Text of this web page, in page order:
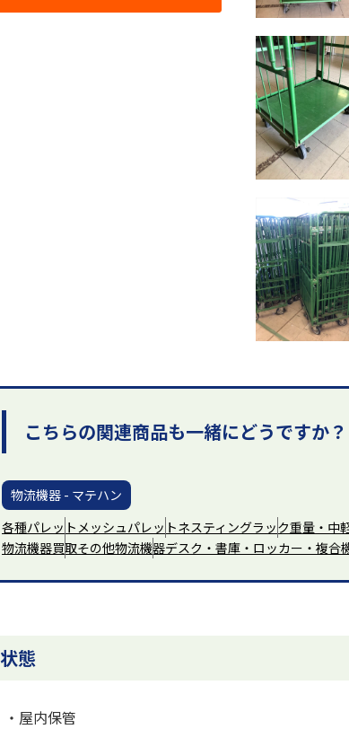
こちらの関連商品も一緒にどうですか？
物流機器 - マテハン
各種パレット メッシュパレットネスティングラック重量・中
物流機器買取その他物流機器デスク・書庫・ロッカー・複
状態
・屋内保管